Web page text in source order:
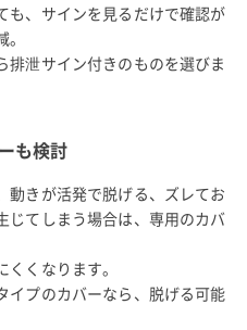
も、サインを見るだけで確認が
排泄サイン付きのものを選びま
も検討
動きが活発で脱げる、ズレてお
じてしまう場合は、専用のカバ
くなります。
イプのカバーなら、脱げる可能